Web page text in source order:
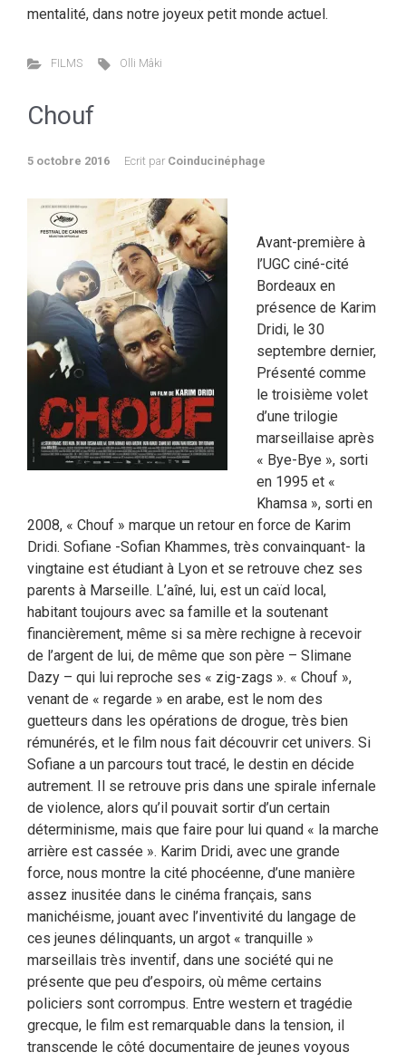
mentalité, dans notre joyeux petit monde actuel.
FILMS Olli Mâki
Chouf
5 octobre 2016 Ecrit par Coinducinéphage
Avant-première à
l’UGC ciné-cité
Bordeaux en
présence de Karim
Dridi, le 30
septembre dernier,
Présenté comme
le troisième volet
d’une trilogie
marseillaise après
« Bye-Bye », sorti
en 1995 et «
Khamsa », sorti en
2008, « Chouf » marque un retour en force de Karim
Dridi. Sofiane -Sofian Khammes, très convainquant- la
vingtaine est étudiant à Lyon et se retrouve chez ses
parents à Marseille. L’aîné, lui, est un caïd local,
habitant toujours avec sa famille et la soutenant
financièrement, même si sa mère rechigne à recevoir
de l’argent de lui, de même que son père – Slimane
Dazy – qui lui reproche ses « zig-zags ». « Chouf »,
venant de « regarde » en arabe, est le nom des
guetteurs dans les opérations de drogue, très bien
rémunérés, et le film nous fait découvrir cet univers. Si
Sofiane a un parcours tout tracé, le destin en décide
autrement. Il se retrouve pris dans une spirale infernale
de violence, alors qu’il pouvait sortir d’un certain
déterminisme, mais que faire pour lui quand « la marche
arrière est cassée ». Karim Dridi, avec une grande
force, nous montre la cité phocéenne, d’une manière
assez inusitée dans le cinéma français, sans
manichéisme, jouant avec l’inventivité du langage de
ces jeunes délinquants, un argot « tranquille »
marseillais très inventif, dans une société qui ne
présente que peu d’espoirs, où même certains
policiers sont corrompus. Entre western et tragédie
grecque, le film est remarquable dans la tension, il
transcende le côté documentaire de jeunes voyous